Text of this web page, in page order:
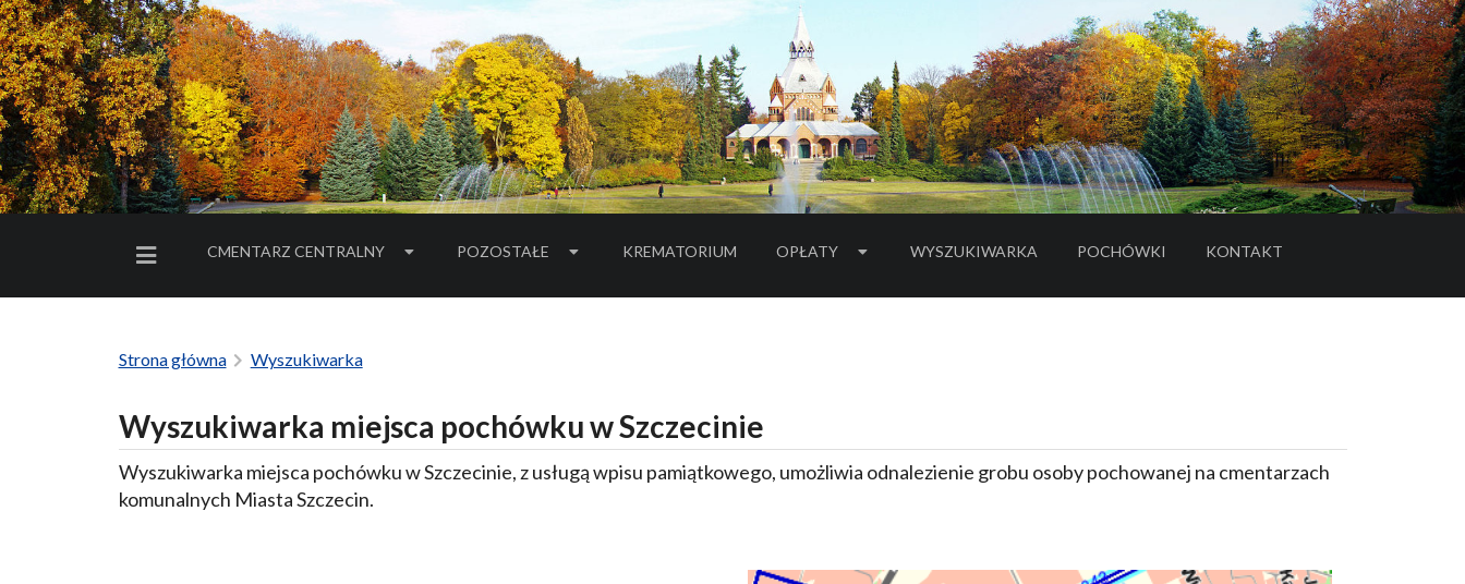
MENU BOCZNE
CMENTARZ CENTRALNY POZOSTAŁE KREMATORIUM OPŁATY WYSZUKIWARKA POCHÓWKI
- LINK DO SERWISU ZEWNĘTRZNEGO
KONTAKT
Strona główna Wyszukiwarka
Wyszukiwarka miejsca pochówku w Szczecinie
Wyszukiwarka miejsca pochówku w Szczecinie, z usługą wpisu pamiątkowego, umożliwia odnalezienie grobu osoby pochowanej na cmentarzach
komunalnych Miasta Szczecin.